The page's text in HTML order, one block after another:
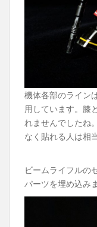
機体各部のライン
用しています。膝
れませんでしたね
なく貼れる人は相
ビームライフルの
パーツを埋め込み